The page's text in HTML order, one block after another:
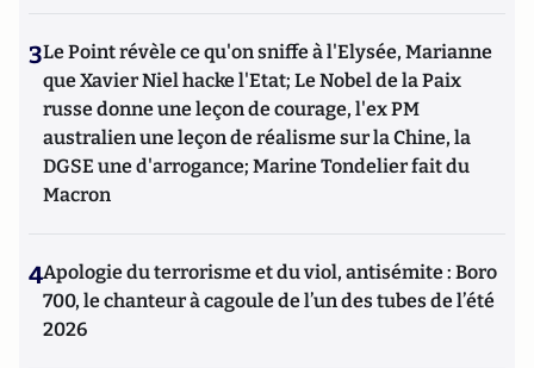
3Le Point révèle ce qu'on sniffe à l'Elysée, Marianne
que Xavier Niel hacke l'Etat; Le Nobel de la Paix
russe donne une leçon de courage, l'ex PM
australien une leçon de réalisme sur la Chine, la
DGSE une d'arrogance; Marine Tondelier fait du
Macron
4Apologie du terrorisme et du viol, antisémite : Boro
700, le chanteur à cagoule de l’un des tubes de l’été
2026